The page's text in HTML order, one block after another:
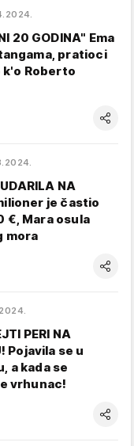
20 GODINA" Ema
pratioci
k'o Roberto
NA
je častio
€, Mara osula
mora
PERI NA
Pojavila se u
a kada se
vrhunac!